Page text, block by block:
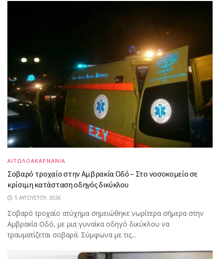
ΑΙΤΩΛΟΑΚΑΡΝΑΝΙΑ
Σοβαρό τροχαίο στην Αμβρακία Οδό – Στο νοσοκομείο σε
κρίσιμη κατάσταση οδηγός δικύκλου
5 ΑΥΓΟΎΣΤΟΥ, 2026
Σοβαρό τροχαίο ατύχημα σημειώθηκε νωρίτερα σήμερα στην
Αμβρακία Οδό, με μια γυναίκα οδηγό δικύκλου να
τραυματίζεται σοβαρά. Σύμφωνα με τις...